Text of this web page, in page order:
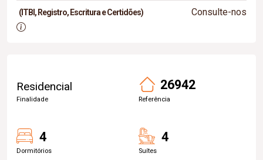
(ITBI, Registro, Escritura e Certidões) Consulte-nos
Residencial
Finalidade
26942
Referência
4
Dormitórios
4
Suítes